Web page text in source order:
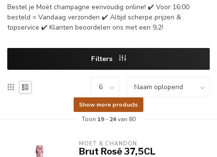
Bestel je Moët champagne eenvoudig online! ✔️ Voor 16:00
besteld = Vandaag verzonden ✔️ Altijd scherpe prijzen &
topservice ✔️ Klanten beoordelen ons met een 9,2!
Filters
Show more products
Toon 19- 24van 80
MOËT & CHANDON
Brut Rosé 37,5CL